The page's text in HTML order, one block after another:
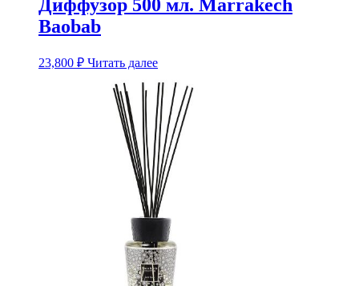
Диффузор 500 мл. Marrakech
Baobab
23,800 ₽ Читать далее